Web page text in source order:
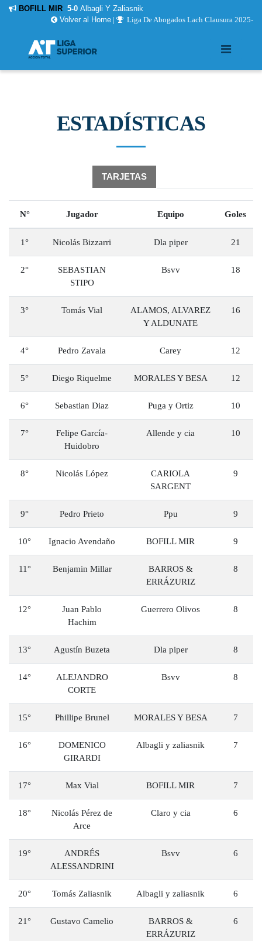
BOFILL MIR 5-0 Albagli Y Zaliasnik
Volver al Home | Liga De Abogados Lach Clausura 2025-
ESTADÍSTICAS
TARJETAS
N° Jugador Equipo Goles
1° Nicolás Bizzarri Dla piper 21
2°
SEBASTIAN
STIPO
Bsvv 18
3° Tomás Vial
ALAMOS, ALVAREZ
Y ALDUNATE
16
4° Pedro Zavala Carey 12
5° Diego Riquelme MORALES Y BESA 12
6° Sebastian Diaz Puga y Ortiz 10
7°
Felipe García-
Huidobro
Allende y cia 10
8° Nicolás López
CARIOLA
SARGENT
9
9° Pedro Prieto Ppu 9
10° Ignacio Avendaño BOFILL MIR 9
11° Benjamin Millar
BARROS &
ERRÁZURIZ
8
12°
Juan Pablo
Hachim
Guerrero Olivos 8
13° Agustín Buzeta Dla piper 8
14°
ALEJANDRO
CORTE
Bsvv 8
15° Phillipe Brunel MORALES Y BESA 7
16°
DOMENICO
GIRARDI
Albagli y zaliasnik 7
17° Max Vial BOFILL MIR 7
18°
Nicolás Pérez de
Arce
Claro y cia 6
19°
ANDRÉS
ALESSANDRINI
Bsvv 6
20° Tomás Zaliasnik Albagli y zaliasnik 6
21° Gustavo Camelio
BARROS &
ERRÁZURIZ
6